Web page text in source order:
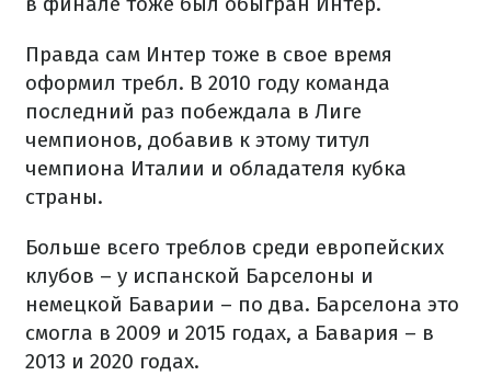
Правда сам Интер тоже в свое время
оформил требл. В 2010 году команда
последний раз побеждала в Лиге
чемпионов, добавив к этому титул
чемпиона Италии и обладателя кубка
страны.
Больше всего треблов среди европейских
клубов – у испанской Барселоны и
немецкой Баварии – по два. Барселона это
смогла в 2009 и 2015 годах, а Бавария – в
2013 и 2020 годах.